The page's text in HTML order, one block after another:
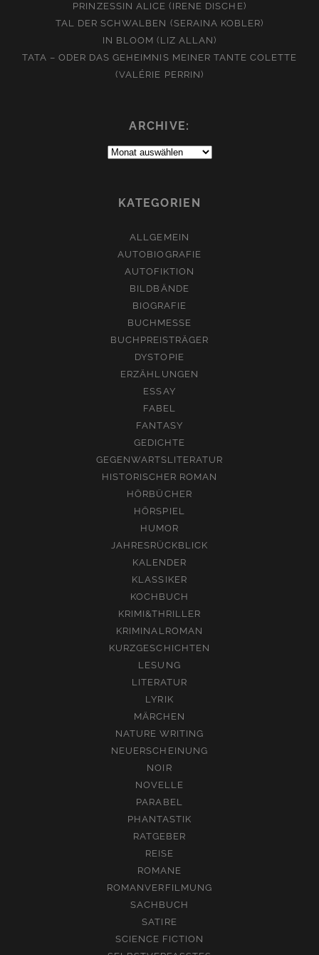
PRINZESSIN ALICE (IRENE DISCHE)
TAL DER SCHWALBEN (SERAINA KOBLER)
IN BLOOM (LIZ ALLAN)
TATA – ODER DAS GEHEIMNIS MEINER TANTE COLETTE
(VALÉRIE PERRIN)
ARCHIVE:
Archive:
KATEGORIEN
ALLGEMEIN
AUTOBIOGRAFIE
AUTOFIKTION
BILDBÄNDE
BIOGRAFIE
BUCHMESSE
BUCHPREISTRÄGER
DYSTOPIE
ERZÄHLUNGEN
ESSAY
FABEL
FANTASY
GEDICHTE
GEGENWARTSLITERATUR
HISTORISCHER ROMAN
HÖRBÜCHER
HÖRSPIEL
HUMOR
JAHRESRÜCKBLICK
KALENDER
KLASSIKER
KOCHBUCH
KRIMI&THRILLER
KRIMINALROMAN
KURZGESCHICHTEN
LESUNG
LITERATUR
LYRIK
MÄRCHEN
NATURE WRITING
NEUERSCHEINUNG
NOIR
NOVELLE
PARABEL
PHANTASTIK
RATGEBER
REISE
ROMANE
ROMANVERFILMUNG
SACHBUCH
SATIRE
SCIENCE FICTION